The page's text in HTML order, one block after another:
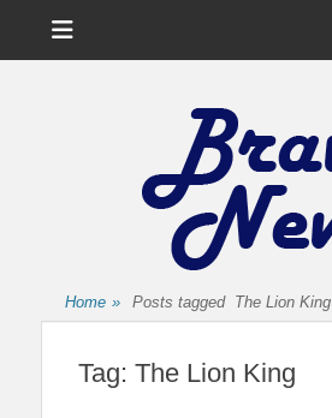
Home » Posts tagged The Lion King
Tag: The Lion King